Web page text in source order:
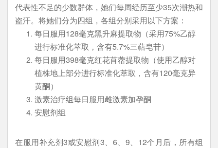
代表性不足的少数群体，她们每周经历至少35次潮热和
盗汗。将她们分为四组，各组分别采用以下方案：
每日服用128毫克黑升麻提取物（采用75%乙醇
进行标准化萃取，含有5.7%三萜皂苷）
每日服用398毫克红花苜蓿提取物（使用乙醇对
植株地上部分进行标准化萃取，含有120毫克异
黄酮）
激素治疗组每日服用雌激素加孕酮
安慰剂组
在服用补充剂3或安慰剂3、6、9、12个月后，所有组